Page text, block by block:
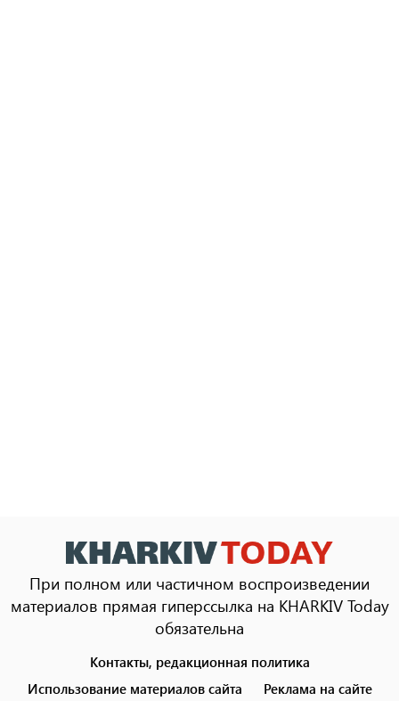
При полном или частичном воспроизведении
материалов прямая гиперссылка на KHARKIV Today
обязательна
menu
Контакты, редакционная политика
Использование материалов сайта
Реклама на сайте